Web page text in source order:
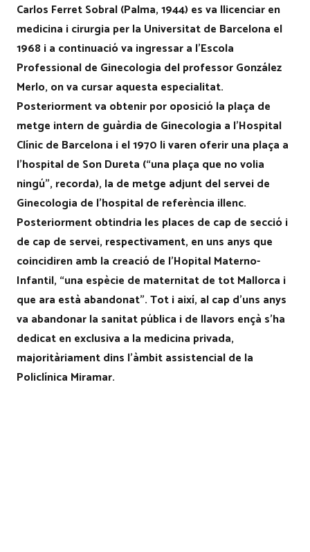
Carlos Ferret Sobral (Palma, 1944) es va llicenciar en
medicina i cirurgia per la Universitat de Barcelona el
1968 i a continuació va ingressar a l’Escola
Professional de Ginecologia del professor González
Merlo, on va cursar aquesta especialitat.
Posteriorment va obtenir por oposició la plaça de
metge intern de guàrdia de Ginecologia a l’Hospital
Clínic de Barcelona i el 1970 li varen oferir una plaça a
l’hospital de Son Dureta (“una plaça que no volia
ningú”, recorda), la de metge adjunt del servei de
Ginecologia de l’hospital de referència illenc.
Posteriorment obtindria les places de cap de secció i
de cap de servei, respectivament, en uns anys que
coincidiren amb la creació de l’Hopital Materno-
Infantil, “una espècie de maternitat de tot Mallorca i
que ara està abandonat”. Tot i així, al cap d’uns anys
va abandonar la sanitat pública i de llavors ençà s’ha
dedicat en exclusiva a la medicina privada,
majoritàriament dins l’àmbit assistencial de la
Policlínica Miramar.